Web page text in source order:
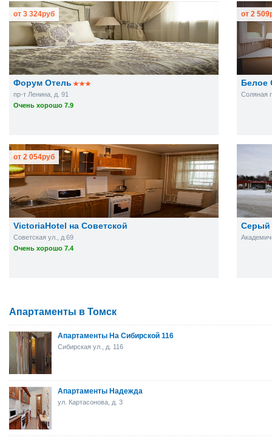
Форум Отель
пр-т Ленина, д. 91
Очень хорошо 7.9
от 3 324руб
Белое
Соляная
от 2 509
VictoriaHotel на Советской
Советская ул., д.69
Очень хорошо 7.4
от 2 054руб
Серый
Апартаменты в Томск
Апартаменты На Сибирской 116
Сибирская ул., д. 116
Апартаменты Надежда
ул. Картасонова, д. 3